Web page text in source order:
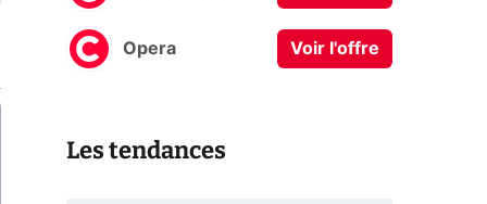
Opera Voir l'offre
Les tendances